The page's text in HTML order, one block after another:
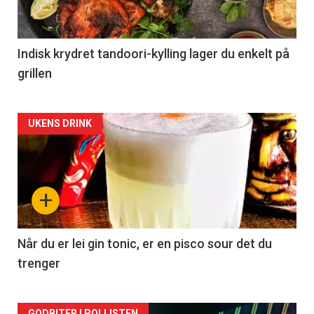
Indisk krydret tandoori-kylling lager du enkelt på
grillen
Forsiden
akkurat
nå
-
2
+
UKENS DRINK
Når du er lei gin tonic, er en pisco sour det du
trenger